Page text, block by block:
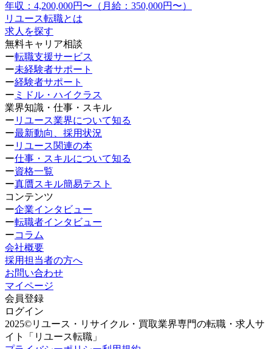
年収：4,200,000円〜（月給：350,000円〜）
リユース転職とは
求人を探す
無料キャリア相談
ー転職支援サービス
ー未経験者サポート
ー経験者サポート
ー ミドル・ハイクラス
業界知識・仕事・スキル
ー リユース業界について知る
ー最新動向、採用状況
ー リユース関連の本
ー仕事・スキルについて知る
ー資格一覧
ー真贋スキル簡易テスト
コンテンツ
ー企業インタビュー
ー転職者インタビュー
ーコラム
会社概要
採用担当者の方へ
お問い合わせ
マイページ
会員登録
ログイン
2025©リユース・リサイクル・買取業界専門の転職・求人サ
イト「リユース転職」